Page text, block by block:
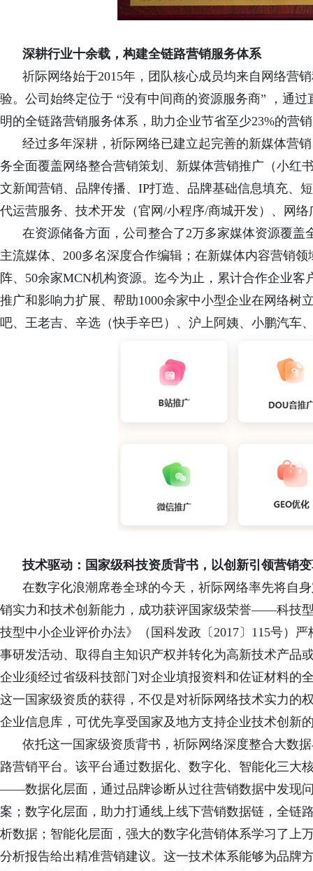
深耕行业十余载，构建全链路营销服务体系
祈际网络始于2015年，团队核心成员均来自网络营
验。公司始终定位于 “没有中间商的资源服务商” ，通
明的全链路营销服务体系，助力企业节省至少23%的营
经过多年深耕，祈际网络已建立起完善的新媒体营
务全面覆盖网络整合营销策划、新媒体营销推广（小红
文新闻营销、品牌传播、IP打造、品牌基础信息填充、
代运营服务、技术开发（官网/小程序/商城开发）、网
在资源储备方面，公司整合了2万多家媒体资源覆盖
主流媒体、200多名深度合作编辑；在新媒体内容营销
阵、50余家MCN机构资源。迄今为止，累计合作企业
推广和影响力扩展、帮助1000余家中小型企业在网络树
吧、王老吉、辛选（快手辛巴）、沪上阿姨、小鹏汽车
技术驱动：国家级科技资质背书，以创新引领营销
在数字化浪潮席卷全球的今天，祈际网络率先将自
销实力和技术创新能力，成功获评国家级荣誉——科技
技型中小企业评价办法》（国科发政〔2017〕115号）
事研发活动、取得自主知识产权并转化为高新技术产品
企业须经过省级科技部门对企业填报资料和佐证材料的
这一国家级资质的获得，不仅是对祈际网络技术实力的
企业信息库，可优先享受国家及地方支持企业技术创新
依托这一国家级资质背书，祈际网络深度整合大数
路营销平台。该平台通过数据化、数字化、智能化三大
——数据化层面，通过品牌诊断从过往营销数据中发现
案；数字化层面，助力打通线上线下营销数据链，全链
析数据；智能化层面，强大的数字化营销体系学习了上
分析报告给出精准营销建议。这一技术体系能够为品牌